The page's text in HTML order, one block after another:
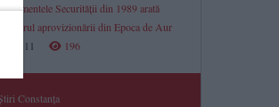
Securității din 1989 arată
dezastrul aprovizionării din Epoca de Aur
14:11
196
Constanța